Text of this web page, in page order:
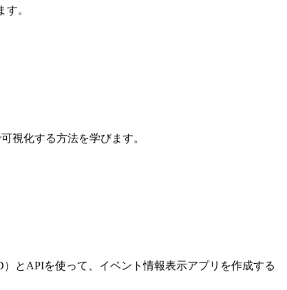
。
視化する方法を学びます。
とAPIを使って、イベント情報表示アプリを作成する